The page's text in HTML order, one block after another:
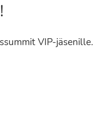
VIP-jäsenille.